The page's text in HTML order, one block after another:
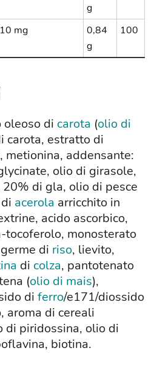
g
10 mg
0,84
g
100
oleoso di carota (olio di
carota, estratto di
metionina, addensante:
olio di girasole,
20% di gla, olio di pesce
acerola arricchito in
acido ascorbico,
monosterato
di riso, lievito,
di colza, pantotenato
(olio di mais),
di ferro/e171/diossido
aroma di cereali
di piridossina, olio di
biotina.